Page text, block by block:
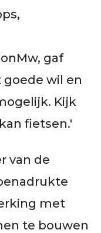
gaf
wil en
Kijk
fietsen.'
van de
met
te bouwen